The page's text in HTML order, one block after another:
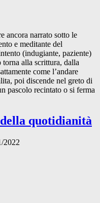
ancora narrato sotto le
e meditante del
(indugiante, paziente)
torna alla scrittura, dalla
come l’andare
poi discende nel greto di
pascolo recintato o si ferma
quotidianità
2022